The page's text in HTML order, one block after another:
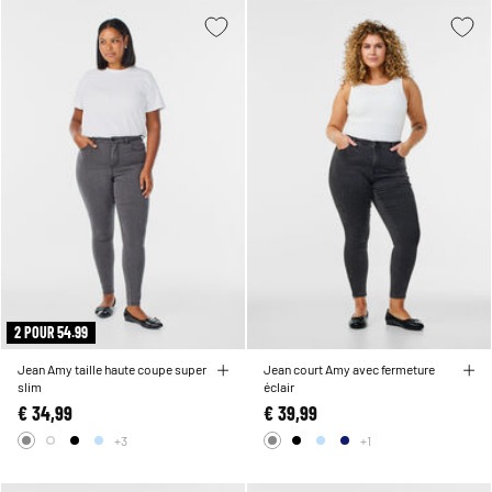
2 POUR 54.99
Jean Amy taille haute coupe super
slim
€ 34,99
+3
Jean court Amy avec fermeture
éclair
€ 39,99
+1